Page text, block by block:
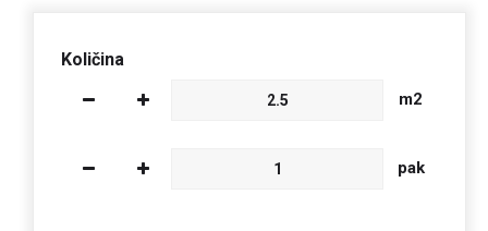
Količina
m2
pak